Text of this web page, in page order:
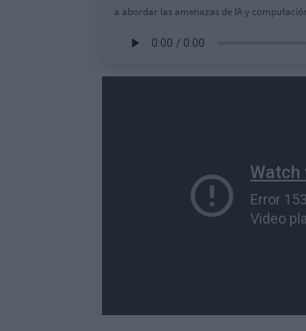
a abordar las amenazas de IA y